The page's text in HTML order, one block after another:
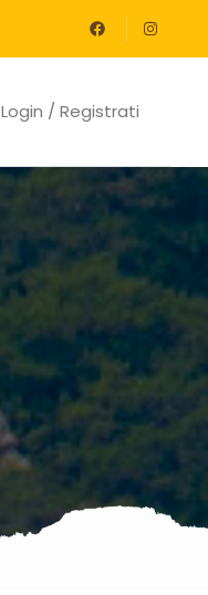
Login / Registrati